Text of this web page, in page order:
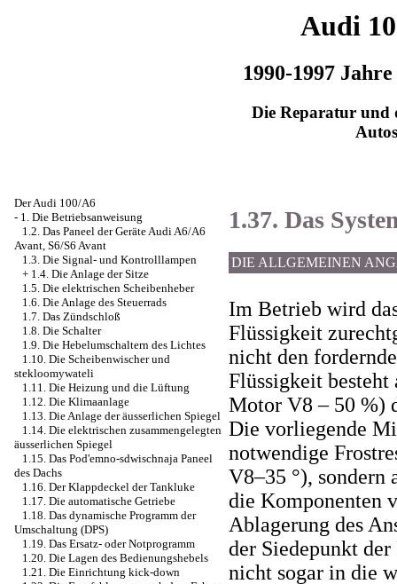
Audi
1990-1997
Die Reparatur und
Autos
Der Audi 100/A6
- 1. Die Betriebsanweisung
1.2. Das Paneel der Geräte Audi A6/A6
Avant, S6/S6 Avant
1.3. Die Signal- und Kontrolllampen
+ 1.4. Die Anlage der Sitze
1.5. Die elektrischen Scheibenheber
1.6. Die Anlage des Steuerrads
1.7. Das Zündschloß
1.8. Die Schalter
1.9. Die Hebelumschaltern des Lichtes
1.10. Die Scheibenwischer und
stekloomywateli
1.11. Die Heizung und die Lüftung
1.12. Die Klimaanlage
1.13. Die Anlage der äusserlichen Spiegel
1.14. Die elektrischen zusammengelegten
äusserlichen Spiegel
1.15. Das Pod'emno-sdwischnaja Paneel
des Dachs
1.16. Der Klappdeckel der Tankluke
1.17. Die automatische Getriebe
1.18. Das dynamische Programm der
Umschaltung (DPS)
1.19. Das Ersatz- oder Notprogramm
1.20. Die Lagen des Bedienungshebels
1.21. Die Einrichtung kick-down
1.37. Das
DIE ALLGEMEINEN
Im Betrieb wird
Flüssigkeit
nicht den
Flüssigkeit besteht
Motor V8 – 50 %)
Die vorliegende
notwendige
V8–35 °), sondern
die Komponenten
Ablagerung des
der Siedepunkt
nicht sogar in die